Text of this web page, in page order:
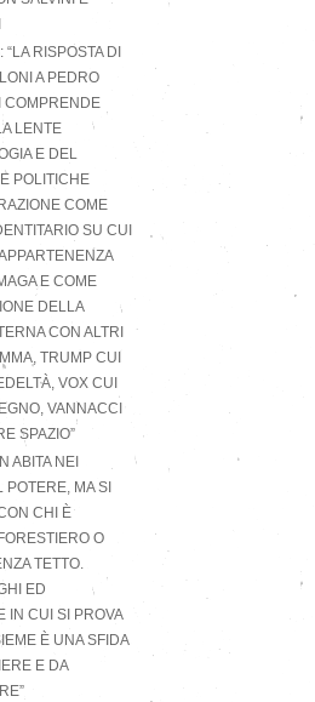
RISPOSTA DI
A PEDRO
COMPRENDE
LENTE
E DEL
POLITICHE
COME
SU CUI
E COME
DELLA
CON ALTRI
TRUMP CUI
VOX CUI
VANNACCI
SPAZIO”
ABITA NEI
POTERE, MA SI
CHI È
O
TETTO.
ED
IN CUI SI PROVA
È UNA SFIDA
E DA